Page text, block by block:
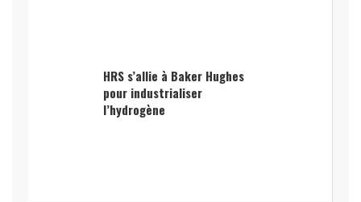
HRS s’allie à Baker Hughes
pour industrialiser
l’hydrogène